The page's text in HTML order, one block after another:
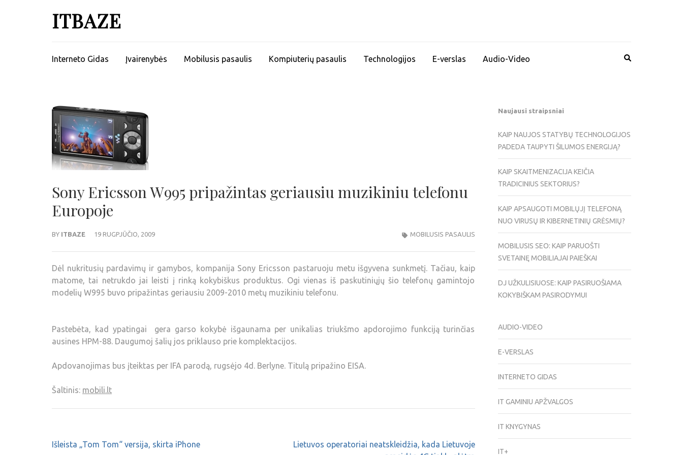
ITBAZE
Interneto Gidas Įvairenybės Mobilusis pasaulis Kompiuterių pasaulis Technologijos E-verslas Audio-Video
Sony Ericsson W995 pripažintas geriausiu muzikiniu telefonu
Europoje
BY ITBAZE 19 RUGPJŪČIO, 2009 MOBILUSIS PASAULIS
Dėl nukritusių pardavimų ir gamybos, kompanija Sony Ericsson pastaruoju metu išgyvena sunkmetį. Tačiau, kaip
matome, tai netrukdo jai leisti į rinką kokybiškus produktus. Ogi vienas iš paskutiniųjų šio telefonų gamintojo
modelių W995 buvo pripažintas geriausiu 2009-2010 metų muzikiniu telefonu.
Pastebėta, kad ypatingai gera garso kokybė išgaunama per unikalias triukšmo apdorojimo funkciją turinčias
ausines HPM-88. Daugumoj šalių jos priklauso prie komplektacijos.
Apdovanojimas bus įteiktas per IFA parodą, rugsėjo 4d. Berlyne. Titulą pripažino EISA.
Šaltinis: mobili.lt
Išleista „Tom Tom“ versija, skirta iPhone
Lietuvos operatoriai neatskleidžia, kada Lietuvoje
Naujausi straipsniai
KAIP NAUJOS STATYBŲ TECHNOLOGIJOS
PADEDA TAUPYTI ŠILUMOS ENERGIJĄ?
KAIP SKAITMENIZACIJA KEIČIA
TRADICINIUS SEKTORIUS?
KAIP APSAUGOTI MOBILŲJĮ TELEFONĄ
NUO VIRUSŲ IR KIBERNETINIŲ GRĖSMIŲ?
MOBILUSIS SEO: KAIP PARUOŠTI
SVETAINĘ MOBILIAJAI PAIEŠKAI
DJ UŽKULISIUOSE: KAIP PASIRUOŠIAMA
KOKYBIŠKAM PASIRODYMUI
AUDIO-VIDEO
E-VERSLAS
INTERNETO GIDAS
IT GAMINIU APŽVALGOS
IT KNYGYNAS
IT+